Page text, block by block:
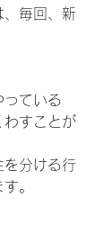
、毎回、新
っている
わすことが
を分ける行
。